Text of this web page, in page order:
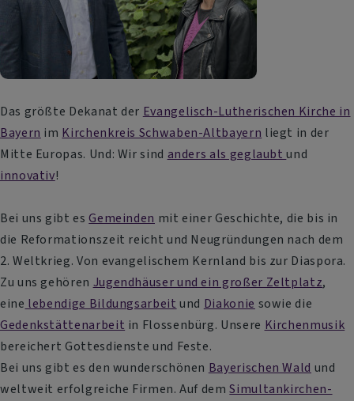
Das größte Dekanat der Evangelisch-Lutherischen Kirche in
Bayern im Kirchenkreis Schwaben-Altbayern liegt in der
Mitte Europas. Und: Wir sind anders als geglaubtund
innovativ!
Bei uns gibt esGemeinden mit einer Geschichte, die bis in
die Reformationszeit reicht und Neugründungen nach dem
2. Weltkrieg. Von evangelischem Kernland bis zur Diaspora.
Zu uns gehören Jugendhäuser und ein großer Zeltplatz,
eine lebendige Bildungsarbeit und Diakonie sowie die
Gedenkstättenarbeit in Flossenbürg. Unsere Kirchenmusik
bereichert Gottesdienste und Feste.
Bei uns gibt es den wunderschönen Bayerischen Wald und
weltweit erfolgreiche Firmen. Auf demSimultankirchen-